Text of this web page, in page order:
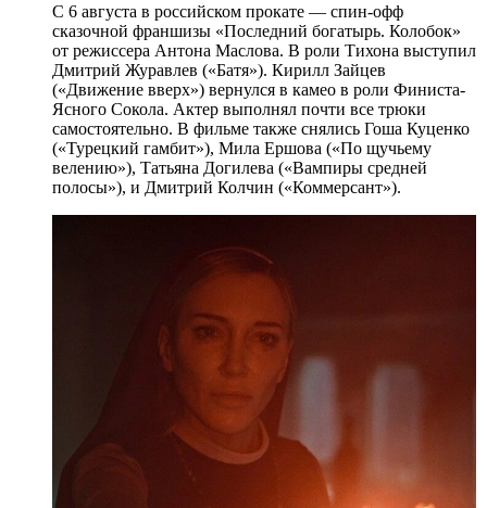
С 6 августа в российском прокате — спин-офф
сказочной франшизы «Последний богатырь. Колобок»
от режиссера Антона Маслова. В роли Тихона выступил
Дмитрий Журавлев («Батя»). Кирилл Зайцев
(«Движение вверх») вернулся в камео в роли Финиста-
Ясного Сокола. Актер выполнял почти все трюки
самостоятельно. В фильме также снялись Гоша Куценко
(«Турецкий гамбит»), Мила Ершова («По щучьему
велению»), Татьяна Догилева («Вампиры средней
полосы»), и Дмитрий Колчин («Коммерсант»).